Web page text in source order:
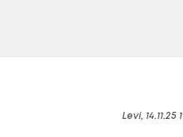
Levi, 14.11.25